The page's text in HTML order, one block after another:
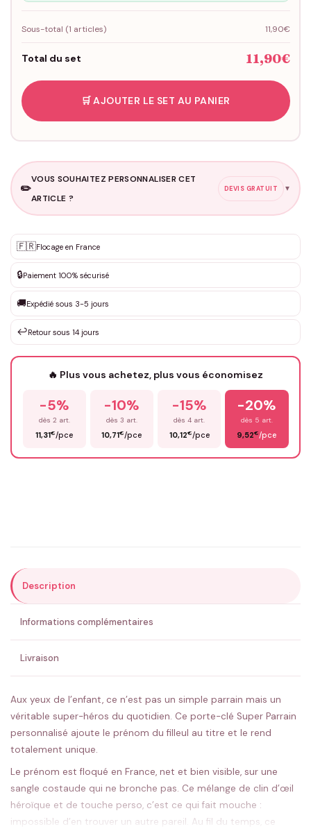
Sous-total (1 articles) 11,90€
Total du set 11,90€
🛒 AJOUTER LE SET AU PANIER
✏️
VOUS SOUHAITEZ PERSONNALISER CET
ARTICLE ?
DEVIS GRATUIT ▼
✨ Personnalisation sur mesure
DEVIS GRATUIT · Personnalisation de 3 à 10€ selon la demande
Que souhaitez-vous ?*
Votre texte / idée*
Prénom*
ENVOYER MA DEMANDE ✨
💚 Retour sous 24-48h🇫🇷 Flocage en France✅ Validation avant fabrication
🇫🇷Flocage en France
🔒Paiement 100% sécurisé
🚚Expédié sous 3-5 jours
↩️Retour sous 14 jours
🔥 Plus vous achetez, plus vous économisez
-5%
dès 2 art.
11,31€/pce
-10%
dès 3 art.
10,71€/pce
-15%
dès 4 art.
10,12€/pce
-20%
dès 5 art.
9,52€/pce
Description
Informations complémentaires
Livraison
Aux yeux de l’enfant, ce n’est pas un simple parrain mais un
véritable super-héros du quotidien. Ce porte-clé Super Parrain
personnalisé ajoute le prénom du filleul au titre et le rend
totalement unique.
Le prénom est floqué en France, net et bien visible, sur une
sangle costaude qui ne bronche pas. Ce mélange de clin d’œil
héroïque et de touche perso, c’est ce qui fait mouche :
impossible d’en trouver un autre pareil. Au fil du temps, ce